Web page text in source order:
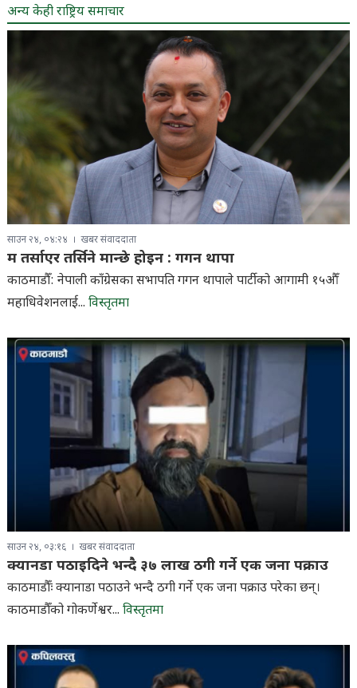
अन्य केही राष्ट्रिय समाचार
साउन २४, ०४:२४ खबर संवाददाता
म तर्साएर तर्सिने मान्छे होइन : गगन थापा
काठमाडौँ: नेपाली काँग्रेसका सभापति गगन थापाले पार्टीको आगामी १५औँ
महाधिवेशनलाई... विस्तृतमा
साउन २४, ०३:१६ खबर संवाददाता
क्यानडा पठाइदिने भन्दै ३७ लाख ठगी गर्ने एक जना पक्राउ
काठमाडौँः क्यानाडा पठाउने भन्दै ठगी गर्ने एक जना पक्राउ परेका छन्।
काठमाडौँको गोकर्णेश्वर... विस्तृतमा